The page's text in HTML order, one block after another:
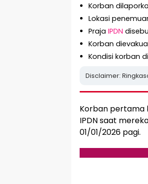
Korban
Lokasi
Praja IPDN
Korban
Kondisi korban
Disclaimer:
Korban pertama
IPDN saat
01/01/2026 pagi.